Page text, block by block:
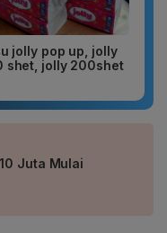
jolly pop up, jolly
shet, jolly 200shet
Juta Mulai